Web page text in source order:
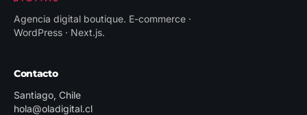
Agencia digital boutique. E-commerce ·
WordPress · Next.js.
Contacto
Santiago, Chile
hola@oladigital.cl